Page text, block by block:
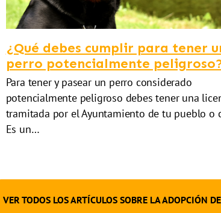
¿Qué debes cumplir para tener
perro potencialmente
Para tener y pasear un perro considerado
potencialmente peligroso debes tener una
tramitada por el Ayuntamiento de tu pueblo o
Es un…
VER TODOS LOS ARTÍCULOS SOBRE LA ADOPCIÓN